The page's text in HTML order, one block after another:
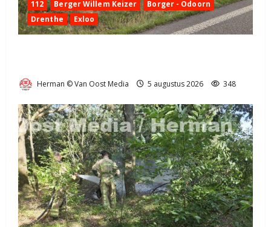
112 Berger Willem Keizer
Borger - Odoorn
Drenthe
Exloo
Herman © Van Oost Media 5 augustus 2026 348